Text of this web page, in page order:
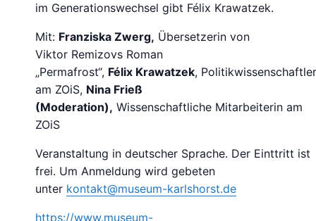
im Generationswechsel gibt Félix Krawatzek.
Mit: Franziska Zwerg, Übersetzerin von
Viktor Remizovs Roman
„Permafrost“, Félix Krawatzek, Politikwissenschaftler
am ZOiS, Nina Frieß
(Moderation), Wissenschaftliche Mitarbeiterin am
ZOiS
Veranstaltung in deutscher Sprache. Der Einttritt ist
frei. Um Anmeldung wird gebeten
unter kontakt@museum-karlshorst.de
https://www.museum-